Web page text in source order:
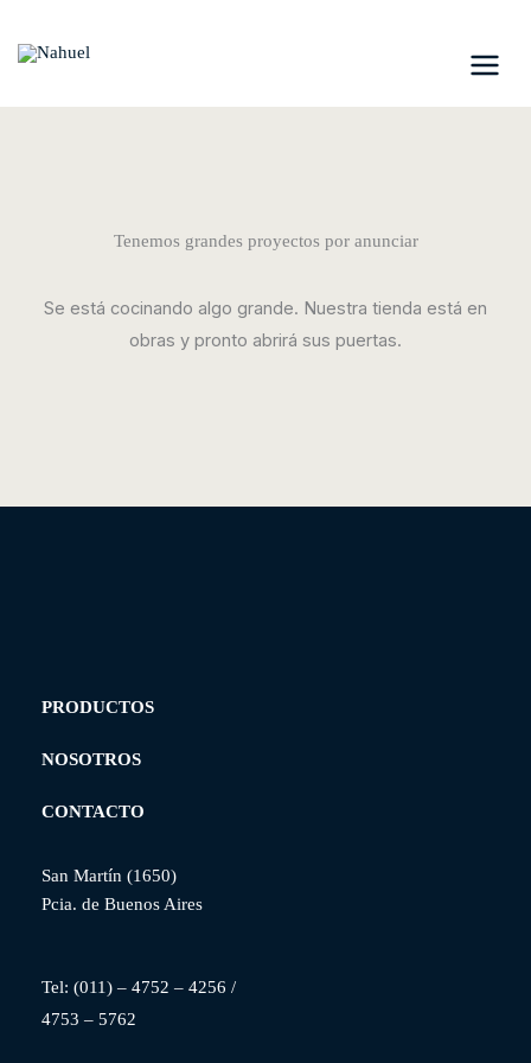
Tenemos grandes proyectos por anunciar
Se está cocinando algo grande. Nuestra tienda está en
obras y pronto abrirá sus puertas.
PRODUCTOS
NOSOTROS
CONTACTO
San Martín (1650)
Pcia. de Buenos Aires
Tel: (011) – 4752 – 4256 /
4753 – 5762